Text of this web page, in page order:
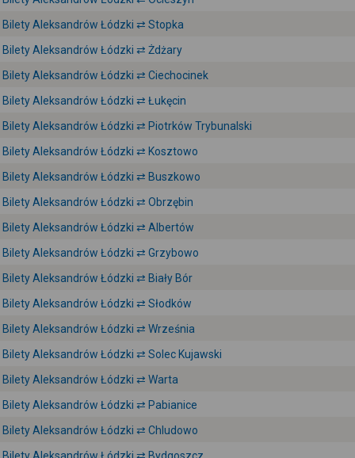
Bilety Aleksandrów Łódzki ⇄ Stopka
Bilety Aleksandrów Łódzki ⇄ Żdżary
Bilety Aleksandrów Łódzki ⇄ Ciechocinek
Bilety Aleksandrów Łódzki ⇄ Łukęcin
Bilety Aleksandrów Łódzki ⇄ Piotrków Trybunalski
Bilety Aleksandrów Łódzki ⇄ Kosztowo
Bilety Aleksandrów Łódzki ⇄ Buszkowo
Bilety Aleksandrów Łódzki ⇄ Obrzębin
Bilety Aleksandrów Łódzki ⇄ Albertów
Bilety Aleksandrów Łódzki ⇄ Grzybowo
Bilety Aleksandrów Łódzki ⇄ Biały Bór
Bilety Aleksandrów Łódzki ⇄ Słodków
Bilety Aleksandrów Łódzki ⇄ Września
Bilety Aleksandrów Łódzki ⇄ Solec Kujawski
Bilety Aleksandrów Łódzki ⇄ Warta
Bilety Aleksandrów Łódzki ⇄ Pabianice
Bilety Aleksandrów Łódzki ⇄ Chludowo